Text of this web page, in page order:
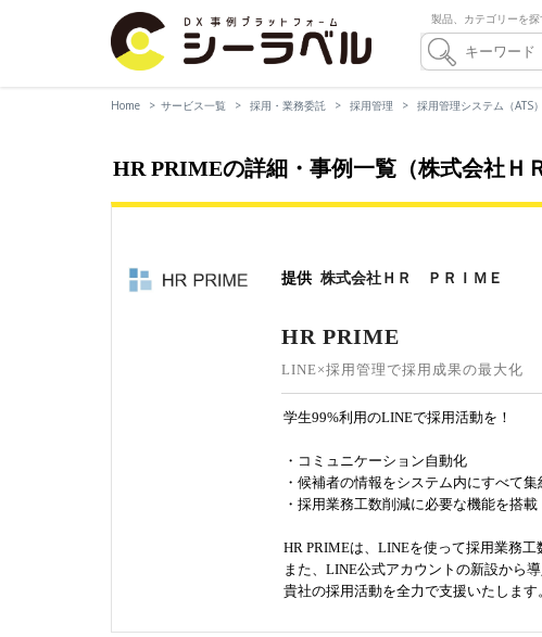
製品、カテゴリーを探
Home サービス一覧 採用・業務委託 採用管理 採用管理システム（ATS）
HR PRIMEの詳細・事例一覧（株式会社Ｈ
提供 株式会社ＨＲ ＰＲＩＭＥ
HR PRIME
LINE×採用管理で採用成果の最大化
学生99%利用のLINEで採用活動を！
・コミュニケーション自動化
・候補者の情報をシステム内にすべて集
・採用業務工数削減に必要な機能を搭載
HR PRIMEは、LINEを使って採用業務
また、LINE公式アカウントの新設から
貴社の採用活動を全力で支援いたします